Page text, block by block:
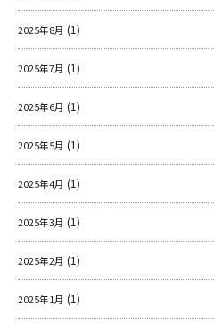
2025年8月 (1)
2025年7月 (1)
2025年6月 (1)
2025年5月 (1)
2025年4月 (1)
2025年3月 (1)
2025年2月 (1)
2025年1月 (1)